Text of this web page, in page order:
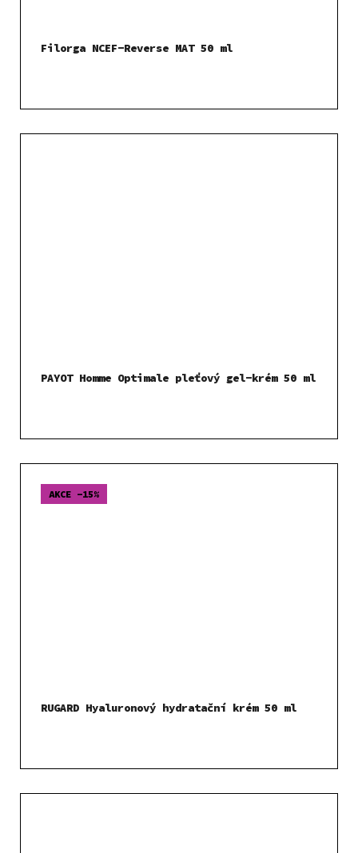
Filorga NCEF-Reverse MAT 50 ml
PAYOT Homme Optimale pleťový gel-krém 50 ml
AKCE -15%
RUGARD Hyaluronový hydratační krém 50 ml